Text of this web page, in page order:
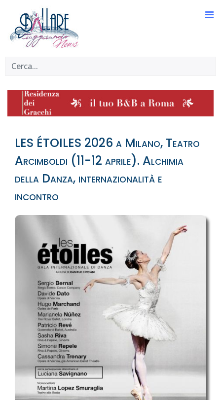
LES ÉTOILES 2026 a Milano, Teatro
Arcimboldi (11-12 aprile). Alchimia
della Danza, internazionalità e
incontro